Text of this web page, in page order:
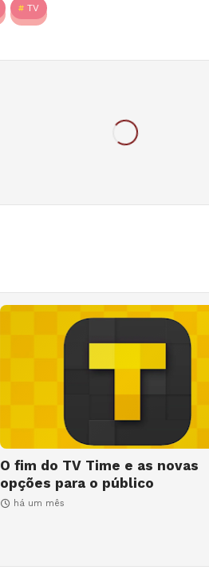
TV
O fim do TV Time e as novas
opções para o público
há um mês